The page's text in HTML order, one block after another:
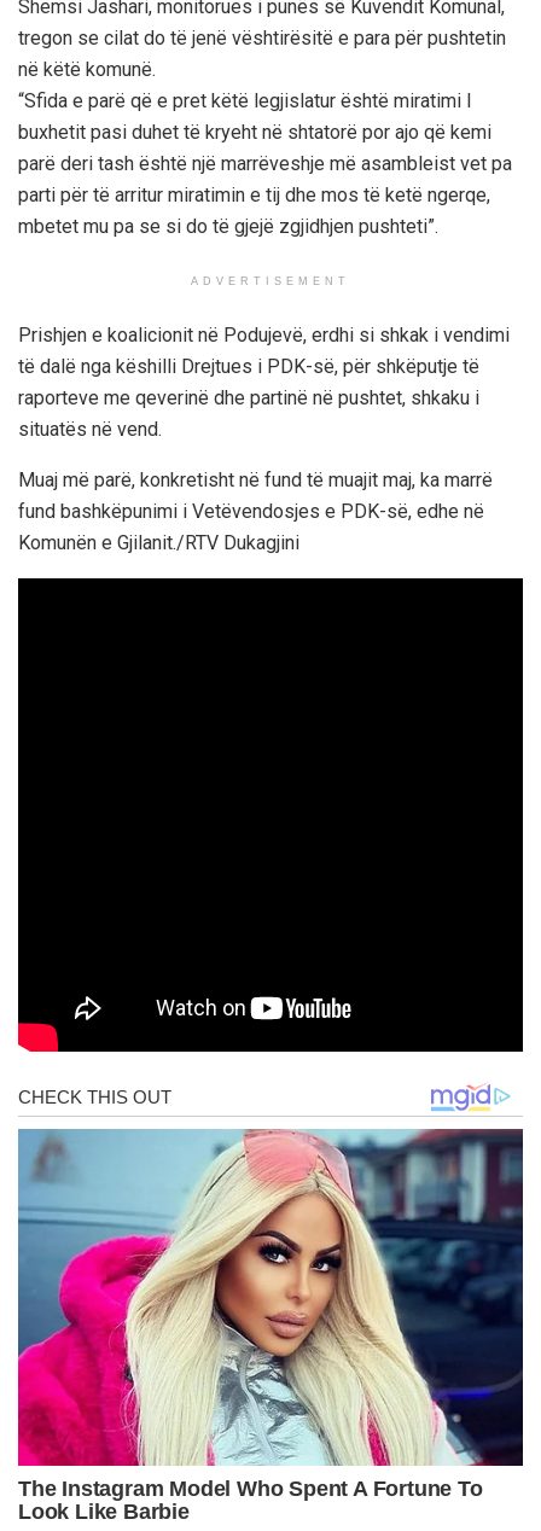
Shemsi Jashari, monitorues i punës së Kuvendit Komunal,
tregon se cilat do të jenë vështirësitë e para për pushtetin
në këtë komunë.
“Sfida e parë që e pret këtë legjislatur është miratimi I
buxhetit pasi duhet të kryeht në shtatorë por ajo që kemi
parë deri tash është një marrëveshje më asambleist vet pa
parti për të arritur miratimin e tij dhe mos të ketë ngerqe,
mbetet mu pa se si do të gjejë zgjidhjen pushteti”.
ADVERTISEMENT
Prishjen e koalicionit në Podujevë, erdhi si shkak i vendimi
të dalë nga këshilli Drejtues i PDK-së, për shkëputje të
raporteve me qeverinë dhe partinë në pushtet, shkaku i
situatës në vend.
Muaj më parë, konkretisht në fund të muajit maj, ka marrë
fund bashkëpunimi i Vetëvendosjes e PDK-së, edhe në
Komunën e Gjilanit./RTV Dukagjini